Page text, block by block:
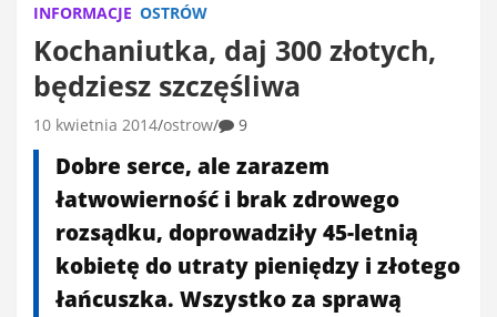
INFORMACJE OSTRÓW
Kochaniutka, daj 300 złotych,
będziesz szczęśliwa
10 kwietnia 2014 ostrow 9
Dobre serce, ale zarazem
łatwowierność i brak zdrowego
rozsądku, doprowadziły 45-letnią
kobietę do utraty pieniędzy i złotego
łańcuszka. Wszystko za sprawą